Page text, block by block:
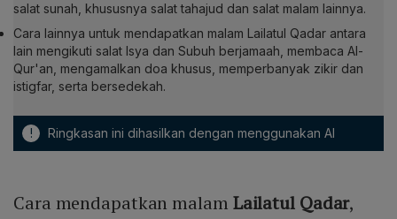
salat sunah, khususnya salat tahajud dan salat malam lainnya.
Cara lainnya untuk mendapatkan malam Lailatul Qadar antara
lain mengikuti salat Isya dan Subuh berjamaah, membaca Al-
Qur'an, mengamalkan doa khusus, memperbanyak zikir dan
istigfar, serta bersedekah.
! Ringkasan ini dihasilkan dengan menggunakan AI
Cara mendapatkan malam Lailatul Qadar,